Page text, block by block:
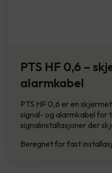
PTS HF 0,6 –
alarmkabel
PTS HF 0,6 er en
signal- og alarmkabel for
signalinstallasjoner der
Beregnet for fast